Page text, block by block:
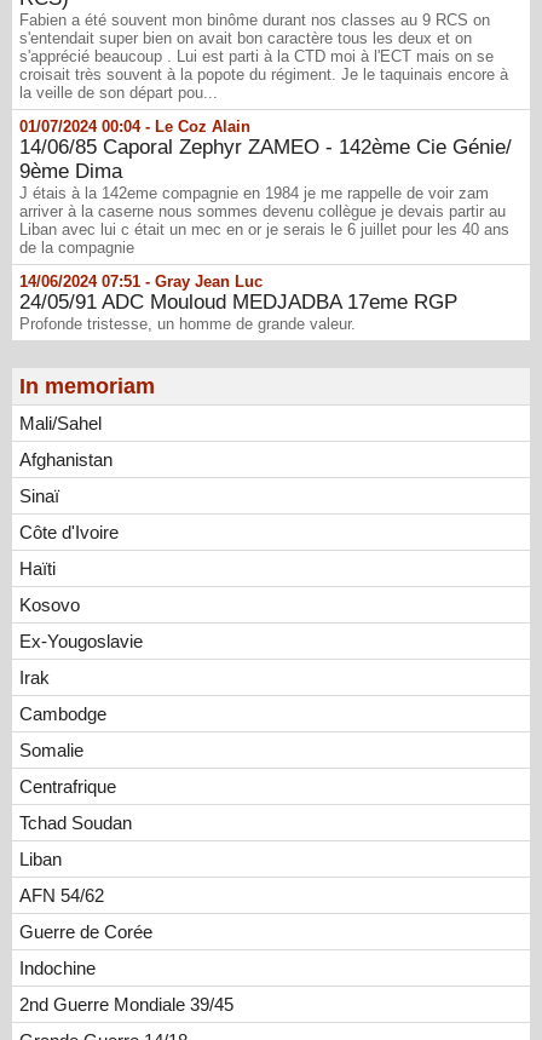
In memoriam
Mali/Sahel
Afghanistan
Sinaï
Côte d'Ivoire
Haïti
Kosovo
Ex-Yougoslavie
Irak
Cambodge
Somalie
Centrafrique
Tchad Soudan
Liban
AFN 54/62
Guerre de Corée
Indochine
2nd Guerre Mondiale 39/45
Fabien a été souvent mon binôme durant nos classes au 9 RCS on
s'entendait super bien on avait bon caractère tous les deux et on
s'apprécié beaucoup . Lui est parti à la CTD moi à l'ECT mais on se
croisait très souvent à la popote du régiment. Je le taquinais encore à
la veille de son départ pou...
01/07/2024 00:04 - Le Coz Alain
14/06/85 Caporal Zephyr ZAMEO - 142ème Cie Génie/
9ème Dima
J étais à la 142eme compagnie en 1984 je me rappelle de voir zam
arriver à la caserne nous sommes devenu collègue je devais partir au
Liban avec lui c était un mec en or je serais le 6 juillet pour les 40 ans
de la compagnie
14/06/2024 07:51 - Gray Jean Luc
24/05/91 ADC Mouloud MEDJADBA 17eme RGP
Profonde tristesse, un homme de grande valeur.